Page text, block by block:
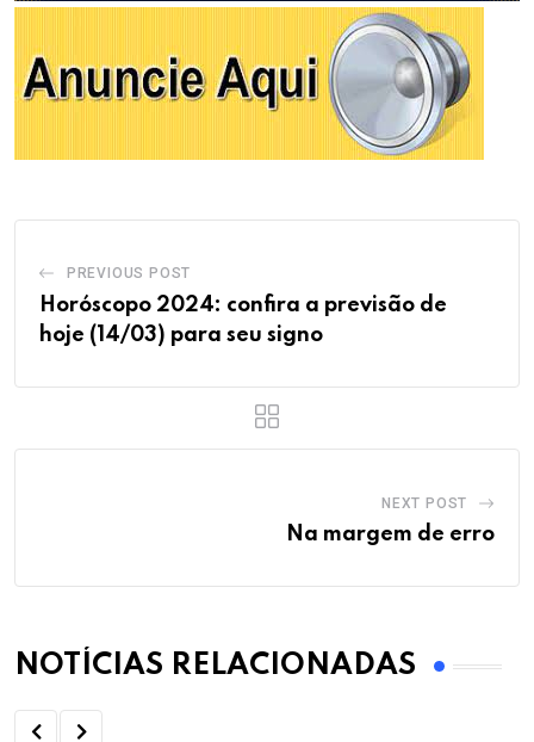
PREVIOUS POST
Horóscopo 2024: confira a previsão de
hoje (14/03) para seu signo
NEXT POST
Na margem de erro
NOTÍCIAS RELACIONADAS